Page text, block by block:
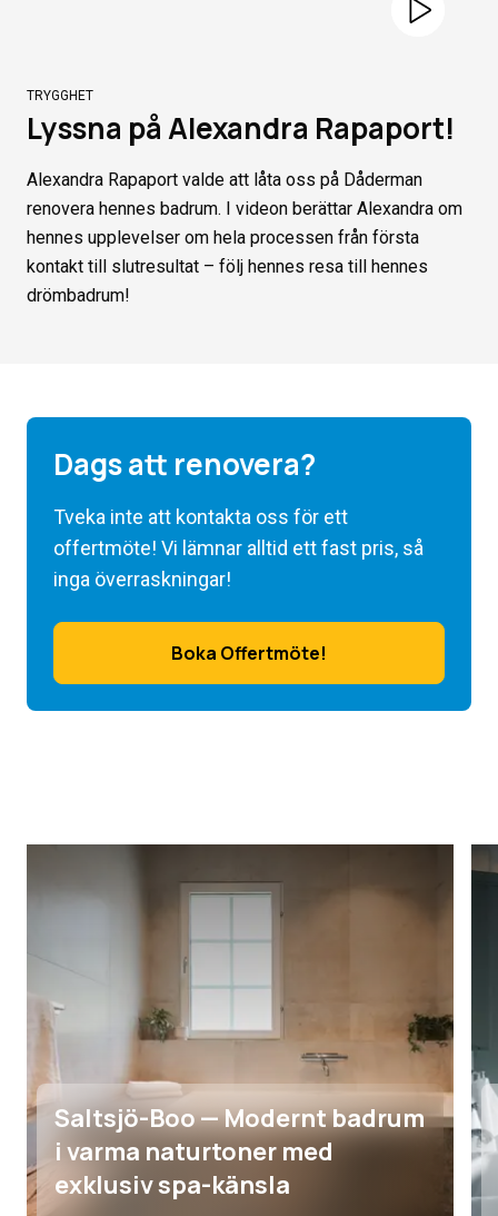
Pause
Play
TRYGGHET
Lyssna på Alexandra Rapaport!
Alexandra Rapaport valde att låta oss på Dåderman
renovera hennes badrum. I videon berättar Alexandra om
hennes upplevelser om hela processen från första
kontakt till slutresultat – följ hennes resa till hennes
drömbadrum!
Dags att renovera?
Tveka inte att kontakta oss för ett
offertmöte! Vi lämnar alltid ett fast pris, så
inga överraskningar!
Boka Offertmöte!
Saltsjö-Boo — Modernt badrum
i varma naturtoner med
exklusiv spa-känsla